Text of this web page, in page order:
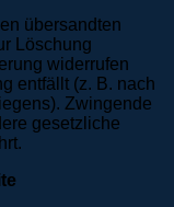
übersandten
Löschung
widerrufen
entfällt (z. B. nach
Zwingende
gesetzliche